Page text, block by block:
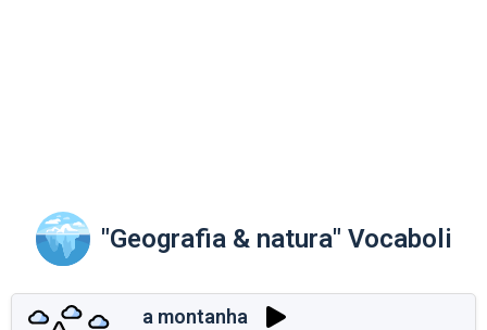
"Geografia & natura" Vocaboli
a montanha